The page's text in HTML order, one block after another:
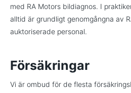
med RA Motors bildiagnos. I
alltid är grundligt genomgångna av
auktoriserade personal.
Försäkringar
Vi är ombud för de flesta